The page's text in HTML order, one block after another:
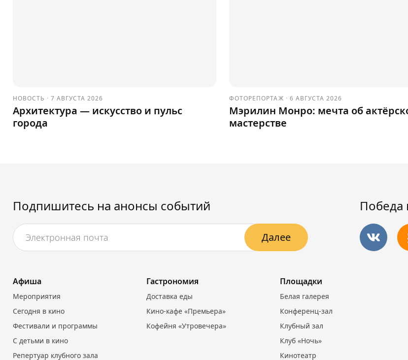
НОВОСТЬ ·7 АВГУСТА 2026
Архитектура — искусство и пульс
города
ФОТОРЕПОРТАЖ · 6 АВГУСТА 2026
Мэрилин Монро: мечта об
мастерстве
Подпишитесь на анонсы событий
Далее
Победа
Афиша
Мероприятия
Сегодня в кино
Фестивали и программы
С детьми в кино
Репертуар клубного зала
Гастрономия
Доставка еды
Кино-кафе «Премьера»
Кофейня «Утровечера»
Площадки
Белая галерея
Конференц-зал
Клубный зал
Клуб «Ночь»
Кинотеатр